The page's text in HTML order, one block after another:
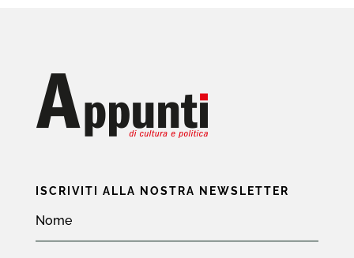
ISCRIVITI ALLA NOSTRA NEWSLETTER